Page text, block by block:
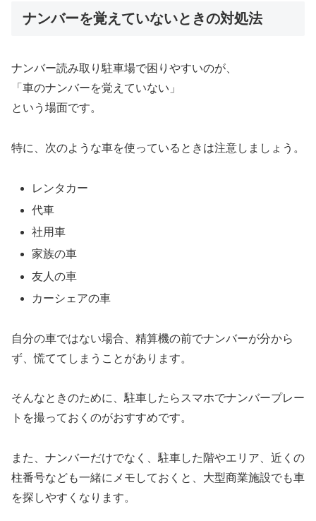
ナンバーを覚えていないときの対処法
ナンバー読み取り駐車場で困りやすいのが、
「車のナンバーを覚えていない」
という場面です。
特に、次のような車を使っているときは注意しましょう。
レンタカー
代車
社用車
家族の車
友人の車
カーシェアの車
自分の車ではない場合、精算機の前でナンバーが分から
ず、慌ててしまうことがあります。
そんなときのために、駐車したらスマホでナンバープレー
トを撮っておくのがおすすめです。
また、ナンバーだけでなく、駐車した階やエリア、近くの
柱番号なども一緒にメモしておくと、大型商業施設でも車
を探しやすくなります。